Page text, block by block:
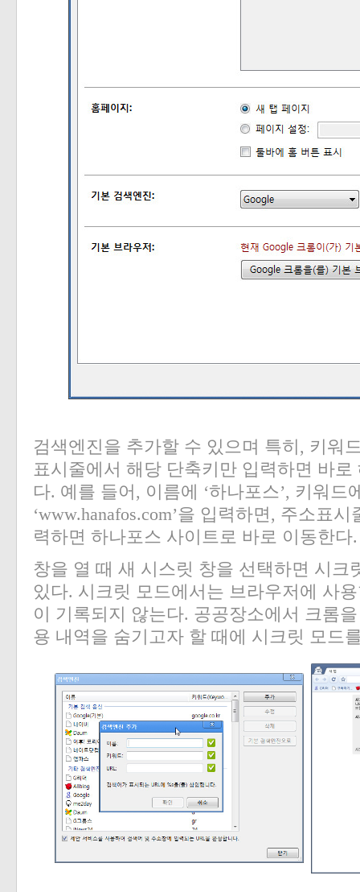
검색엔진을 추가할 수 있으며 특히 , 키워
표시줄에서 해당 단축키만 입력하면 바
다. 예를 들어 , 이름에 ‘하나포스’, 키워드
‘www.hanafos.com’을 입력하면, 주소표시
력하면 하나포스 사이트로 바로 이동한다.
창을 열 때 새 시스릿 창을 선택하면 시크
있다. 시크릿 모드에서는 브라우저에 사
이 기록되지 않는다. 공공장소에서 크롬
용 내역을 숨기고자 할 때에 시크릿 모드